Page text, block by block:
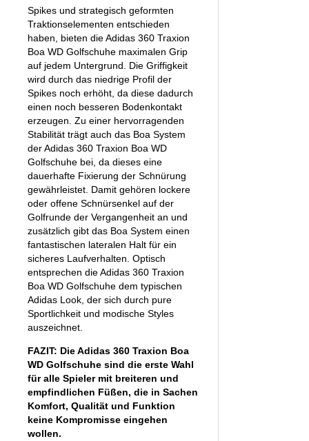
Spikes und strategisch geformten
Traktionselementen entschieden
haben, bieten die Adidas 360 Traxion
Boa WD Golfschuhe maximalen Grip
auf jedem Untergrund. Die Griffigkeit
wird durch das niedrige Profil der
Spikes noch erhöht, da diese dadurch
einen noch besseren Bodenkontakt
erzeugen. Zu einer hervorragenden
Stabilität trägt auch das Boa System
der Adidas 360 Traxion Boa WD
Golfschuhe bei, da dieses eine
dauerhafte Fixierung der Schnürung
gewährleistet. Damit gehören lockere
oder offene Schnürsenkel auf der
Golfrunde der Vergangenheit an und
zusätzlich gibt das Boa System einen
fantastischen lateralen Halt für ein
sicheres Laufverhalten. Optisch
entsprechen die Adidas 360 Traxion
Boa WD Golfschuhe dem typischen
Adidas Look, der sich durch pure
Sportlichkeit und modische Styles
auszeichnet.
FAZIT: Die Adidas 360 Traxion Boa
WD Golfschuhe sind die erste Wahl
für alle Spieler mit breiteren und
empfindlichen Füßen, die in Sachen
Komfort, Qualität und Funktion
keine Kompromisse eingehen
wollen.